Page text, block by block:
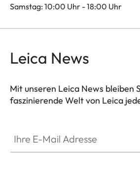
Samstag: 10:00 Uhr - 18:00 Uhr
Leica News
Mit unseren Leica News bleiben
faszinierende Welt von Leica